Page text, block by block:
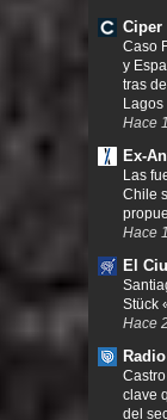
Ciper
Caso
y
tras
Lagos
Hace
Ex-
Las
Chile
Hace
El
Stück
Hace
clave
del